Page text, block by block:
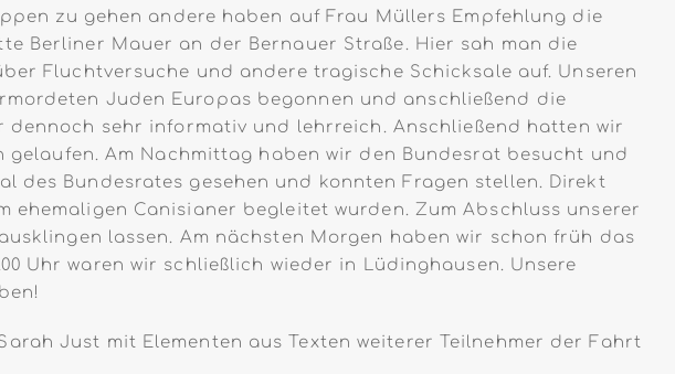
zu gehen andere haben auf Frau Müllers Empfehlung die
Berliner Mauer an der Bernauer Straße. Hier sah man die
Fluchtversuche und andere tragische Schicksale auf. Unseren
Juden Europas begonnen und anschließend die
sehr informativ und lehrreich. Anschließend hatten wir
Am Nachmittag haben wir den Bundesrat besucht und
des Bundesrates gesehen und konnten Fragen stellen. Direkt
Canisianer begleitet wurden. Zum Abschluss unserer
lassen. Am nächsten Morgen haben wir schon früh das
Uhr waren wir schließlich wieder in Lüdinghausen. Unsere
Just mit Elementen aus Texten weiterer Teilnehmer der Fahrt